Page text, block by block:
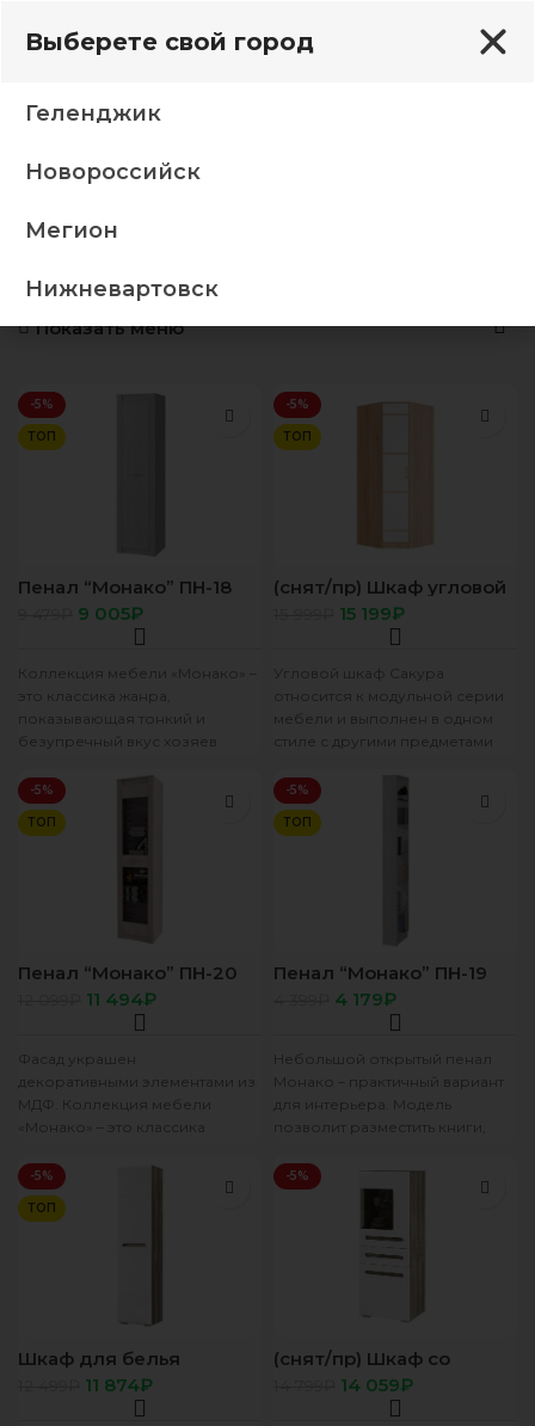
Главная Шкафы
Показать меню
-5%
ТОП
Пенал “Монако” ПН-18
ясень белый /F12
9 005₽
Коллекция мебели «Монако» –
это классика жанра,
показывающая тонкий и
безупречный вкус хозяев
максимальная простота
мебели очень
-5%
ТОП
(снят/пр) Шкаф угловой
“Сакура” дуб сонома/
15 199₽
Угловой шкаф Сакура
относится к модульной серии
мебели и выполнен в одном
стиле с другими предметами
разместить
-5%
ТОП
Пенал “Монако” ПН-20
ясень белый/F12
11 494₽
Фасад украшен
декоративными элементами из
МДФ. Коллекция мебели
«Монако» – это классика
и безупречный вкус хозяев
квартиры.
-5%
ТОП
Пенал “Монако” ПН-19
ясень белый /F12
4 179₽
Небольшой открытый пенал
Монако – практичный вариант
для интерьера. Модель
позволит разместить книги,
другие вещи. Изделие
-5%
ТОП
Шкаф для белья
“Наоми” ШК-25 дуб
каньон/белый глянец
11 874₽
-5%
(снят/пр) Шкаф со
стеклом (пр) “Наоми”
ШК-24 дуб каньон/
белый глянец
14 059₽
Выберете свой город
Геленджик
Новороссийск
Мегион
Нижневартовск